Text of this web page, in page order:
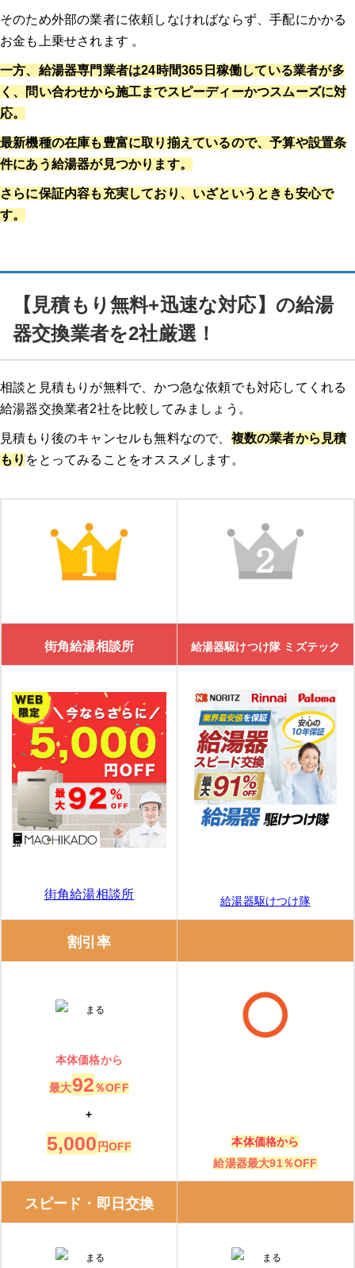
そのため外部の業者に依頼しなければならず、手配にかかる
お金も上乗せされます 。
一方、給湯器専門業者は24時間365日稼働している業者が多
く、問い合わせから施工までスピーディーかつスムーズに対
応。
最新機種の在庫も豊富に取り揃えているので、予算や設置条
件にあう給湯器が見つかります。
さらに保証内容も充実しており、いざというときも安心で
す。
【見積もり無料+迅速な対応】の給湯
器交換業者を2社厳選！
相談と見積もりが無料で、かつ急な依頼でも対応してくれる
給湯器交換業者2社を比較してみましょう。
見積もり後のキャンセルも無料なので、 複数の業者から見積
もり をとってみることをオススメします。
街角給湯相談所 給湯器駆けつけ隊 ミズテック
街角給湯相談所 給湯器駆けつけ隊
割引率
本体価格から
最大92％OFF
+
5,000 円OFF
本体価格から
給湯器最大91％OFF
スピード・即日交換